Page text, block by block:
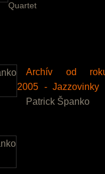
Quartet
Archív od
2005 - Jazzovinky
Patrick Španko